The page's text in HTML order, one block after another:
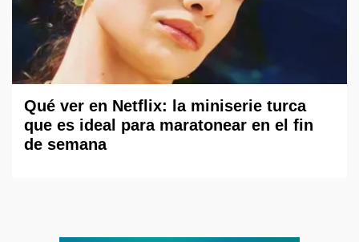
Qué ver en Netflix: la miniserie turca
que es ideal para maratonear en el fin
de semana